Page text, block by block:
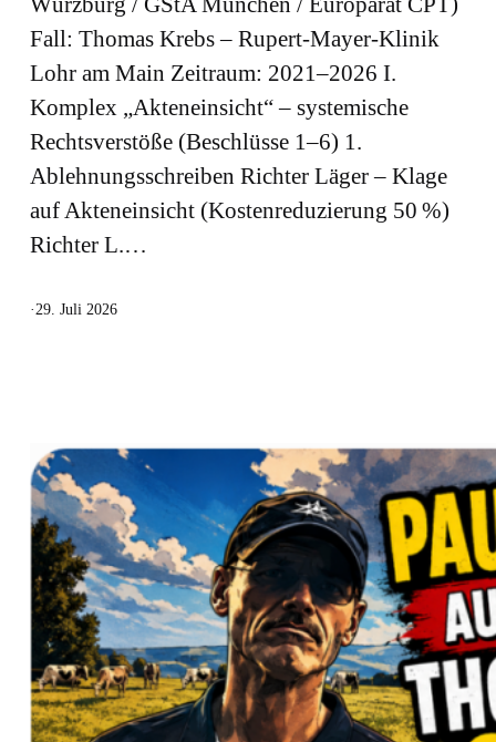
Fall: Thomas Krebs – Rupert‑Mayer‑Klinik
Lohr am Main Zeitraum: 2021–2026 I.
Komplex „Akteneinsicht“ – systemische
Rechtsverstöße (Beschlüsse 1–6) 1.
Ablehnungsschreiben Richter Läger – Klage
auf Akteneinsicht (Kostenreduzierung 50 %)
Richter L.…
· 29. Juli 2026